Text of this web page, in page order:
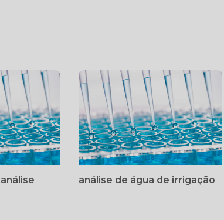
análise de água de irrigação